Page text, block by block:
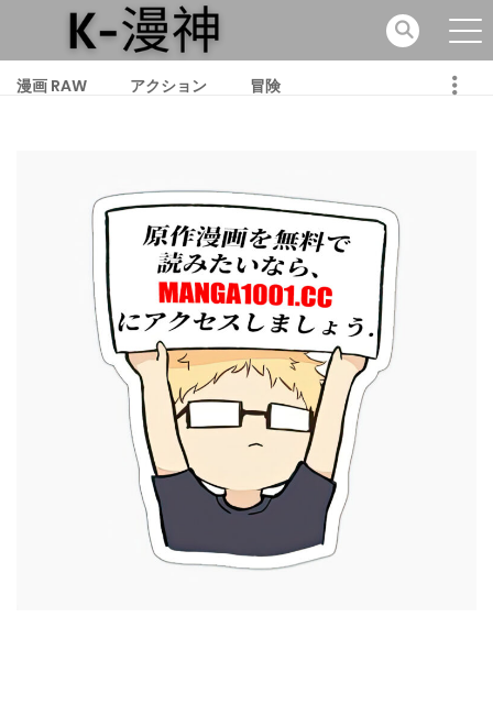
漫画 RAW アクション 冒険